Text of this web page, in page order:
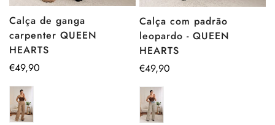
Calça de ganga
carpenter QUEEN
HEARTS
Preço
€49,90
Calça com padrão
leopardo - QUEEN
HEARTS
Preço
€49,90